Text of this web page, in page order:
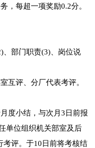
，每超一项奖励0.2分。
、部门职责(3)、岗位说
互评、分厂代表考评。
度小结，与次月3日前报
单位组织机关部室及后
考评。于10日前将考核结